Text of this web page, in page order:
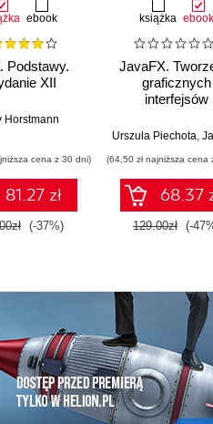
ebook
Podstawy.
XII
Horstmann
cena z 30 dni)
81.27 zł
(-37%)
książka ebook
JavaFX.
graficznych
interfejsów
Urszula Piechota, Jacek
(64,50 zł najniższa cena
68.37
129.00zł (-